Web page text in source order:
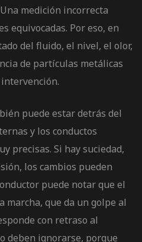
medición incorrecta
equivocadas. Por eso, en
del fluido, el nivel, el olor,
de partículas metálicas
puede estar detrás del
y los conductos
precisas. Si hay suciedad,
los cambios pueden
puede notar que el
marcha, que da un golpe al
con retraso al
deben ignorarse, porque